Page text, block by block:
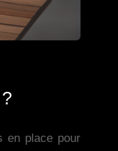
en place pour